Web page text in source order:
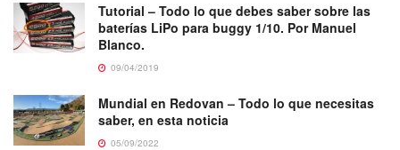
Tutorial – Todo lo que debes saber sobre las
baterías LiPo para buggy 1/10. Por Manuel
Blanco.
09/04/2019
Mundial en Redovan – Todo lo que necesitas
saber, en esta noticia
05/09/2022